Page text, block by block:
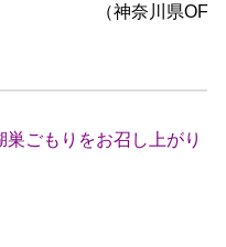
県OF
ごもりをお召し上がり